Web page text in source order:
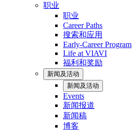
职业
职业
Career Paths
搜索和应用
Early-Career Program
Life at VIAVI
福利和奖励
新闻及活动
新闻及活动
Events
新闻报道
新闻稿
博客